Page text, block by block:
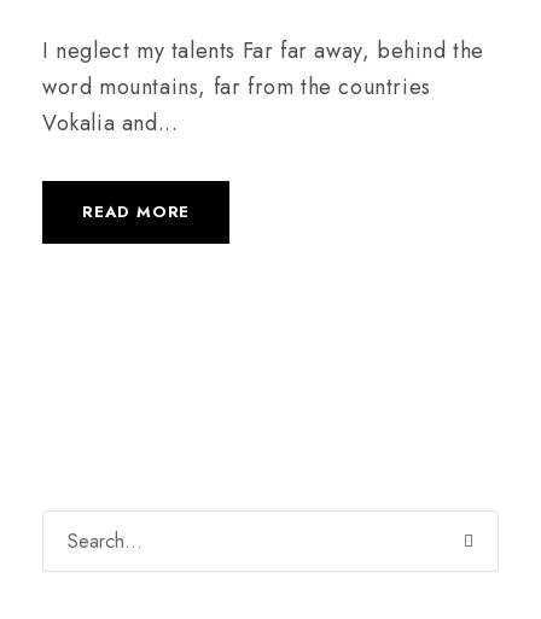
I neglect my talents Far far away, behind the
word mountains, far from the countries
Vokalia and...
READ MORE